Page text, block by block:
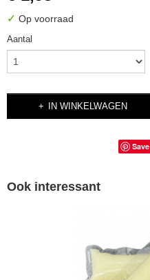
✓ Op voorraad
Aantal
IN WINKELWAGEN
Save
Ook interessant